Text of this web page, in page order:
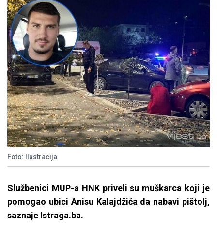
Foto: Ilustracija
Službenici MUP-a HNK priveli su muškarca koji je
pomogao ubici Anisu Kalajdžića da nabavi pištolj,
saznaje Istraga.ba.